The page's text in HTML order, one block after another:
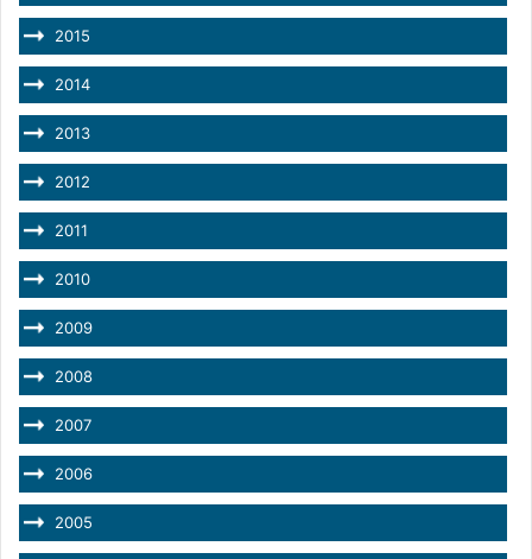
2015
2014
2013
2012
2011
2010
2009
2008
2007
2006
2005